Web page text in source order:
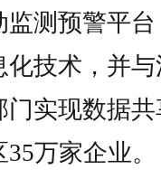
测预警平台
技术，并
实现数据
万家企业。